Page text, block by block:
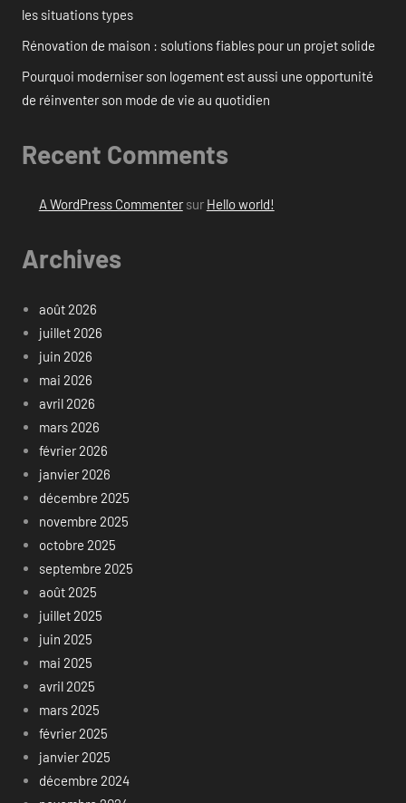
les situations types
Rénovation de maison : solutions fiables pour un projet solide
Pourquoi moderniser son logement est aussi une opportunité
de réinventer son mode de vie au quotidien
Recent Comments
A WordPress Commentersur Hello world!
Archives
août 2026
juillet 2026
juin 2026
mai 2026
avril 2026
mars 2026
février 2026
janvier 2026
décembre 2025
novembre 2025
octobre 2025
septembre 2025
août 2025
juillet 2025
juin 2025
mai 2025
avril 2025
mars 2025
février 2025
janvier 2025
décembre 2024